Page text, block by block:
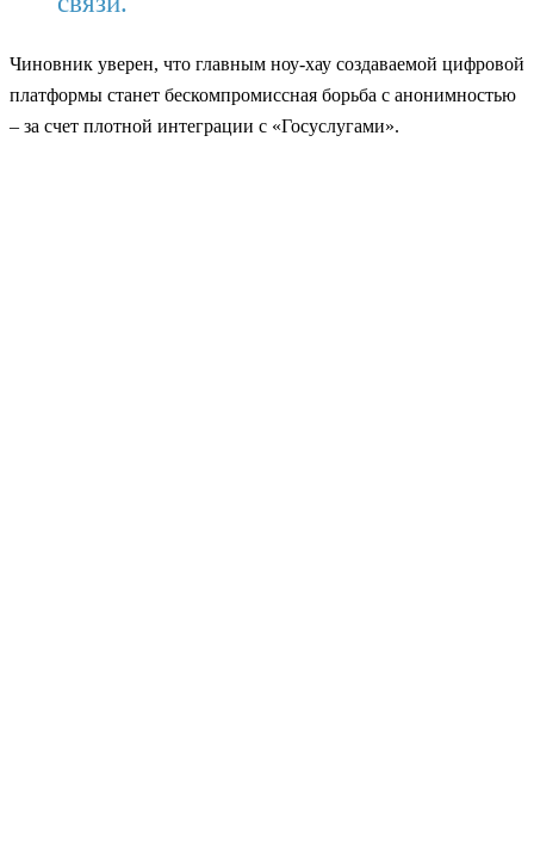
Чиновник уверен, что главным ноу-хау создаваемой цифровой
платформы станет бескомпромиссная борьба с анонимностью
– за счет плотной интеграции с «Госуслугами».